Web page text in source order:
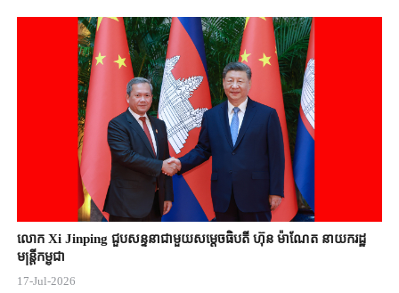
លោក Xi Jinping ជួបសន្ទនាជាមួយសម្តេចធិបតី ហ៊ុន ម៉ាណែត នាយករដ្ឋ
មន្ត្រីកម្ពុជា
17-Jul-2026